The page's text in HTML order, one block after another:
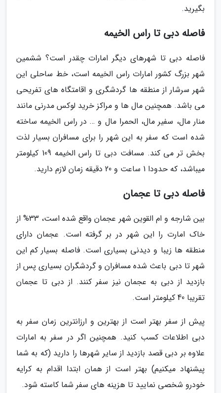
بگیرید.
فاصله دبی تا راس الخیمه
فاصله دبی تا شهرهای دیگر امارات چقدر است؟ ششمین
شهر بزرگ کشور امارات راس الخیمه است، خط ساحلی این
شهر سرشار از منطقه ها گردشگری و اقامتگاه های تفریحی
می باشد. همچنین مال ها و مراکز خرید لوکس مدرنی مانند
منار مال، سفیر مال، الحمرا مال و … در راس الخیمه ساخته
شده است که سفر به این شهر را برای مسافران بسیار لذت
بخش تر می کند. مسافت دبی تا راس الخیمه 109 کیلومتر
میباشد، که حدودا 1 ساعت و 20 دقیقه زمان لازم دارید.
فاصله دبی تا عجمان
بین شارجه و ام القوین شهر عجمان واقع شده است، 33% از
خاک امارت را این شهر در بر گرفته است. عجمان دارای
منطقه ها زیبا و دیدنی بسیاری است. فاصله بسیار کم این
شهر تا دبی باعث شده مسافران و گردشگران بسیاری پس از
بازدید از دبی به عجمان نیز سفر کنند. از دبی تا عجمان
تقریبا 40 کیلومتر است.
پیش از سفر بهتر است از بهترین و ارزانترین زمان سفر به
دبی اطلاعات کسب کنید. همچنین اگر در سفر به امارات
علاوه بر دبی قصد بازدید از سایر شهرها را دارید (که به شما
پیشنهاد میکنیم) بهتر است از همان ابتدا اقدام به کرایه
خودرو شخصی نمایید تا هزینه های سفر شما کاسته شود.